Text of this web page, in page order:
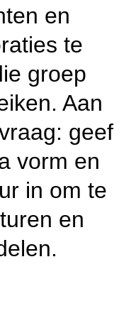
en
te
groep
Aan
geef
vorm en
in om te
en